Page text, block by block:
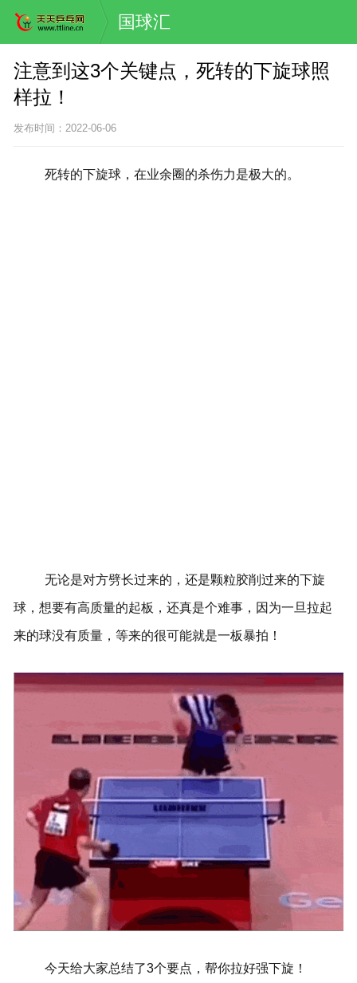
国球汇
注意到这3个关键点，死转的下旋球照
样拉！
发布时间：2022-06-06
死转的下旋球，在业余圈的杀伤力是极大的。
无论是对方劈长过来的，还是颗粒胶削过来的下旋
球，想要有高质量的起板，还真是个难事，因为一旦拉起
来的球没有质量，等来的很可能就是一板暴拍！
今天给大家总结了3个要点，帮你拉好强下旋！